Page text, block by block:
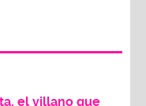
el villano que